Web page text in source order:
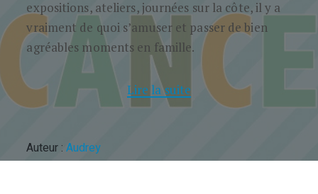
expositions, ateliers, journées sur la côte, il y a
vraiment de quoi s’amuser et passer de bien
agréables moments en famille.
Lire la suite
Auteur :Audrey